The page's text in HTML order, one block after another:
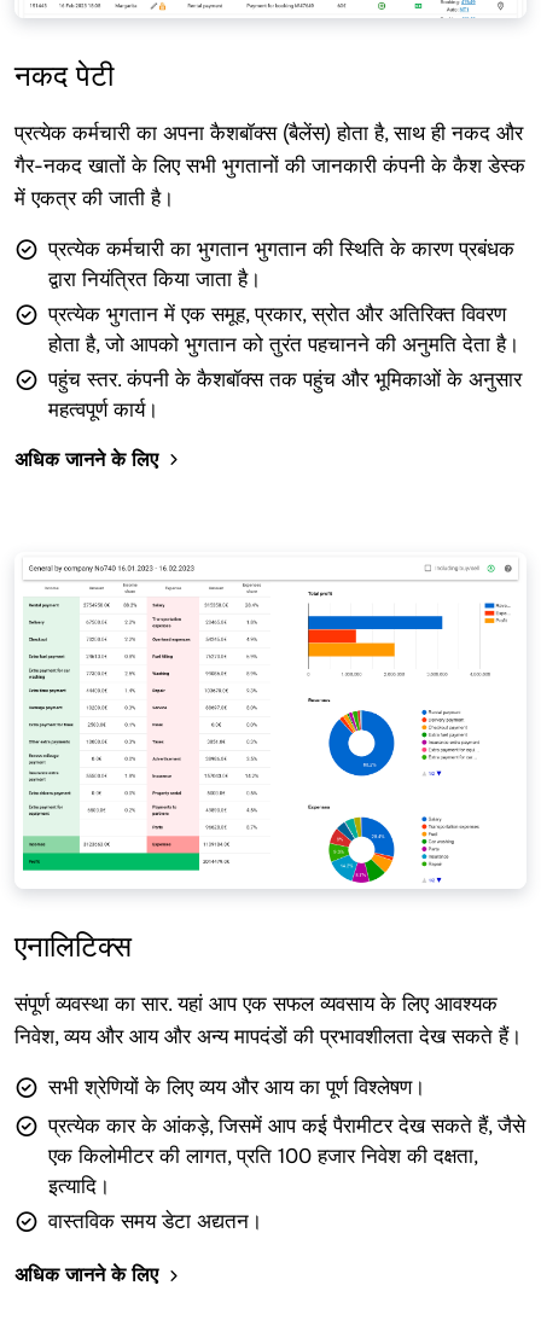
नकद पेटी
प्रत्येक कर्मचारी का अपना कैशबॉक्स (बैलेंस) होता है, साथ ही नकद और
गैर-नकद खातों के लिए सभी भुगतानों की जानकारी कंपनी के कैश डेस्क
में एकत्र की जाती है।
प्रत्येक कर्मचारी का भुगतान भुगतान की स्थिति के कारण प्रबंधक
द्वारा नियंत्रित किया जाता है।
प्रत्येक भुगतान में एक समूह, प्रकार, स्रोत और अतिरिक्त विवरण
होता है, जो आपको भुगतान को तुरंत पहचानने की अनुमति देता है।
पहुंच स्तर. कंपनी के कैशबॉक्स तक पहुंच और भूमिकाओं के अनुसार
महत्वपूर्ण कार्य।
अधिक जानने के लिए
एनालिटिक्स
संपूर्ण व्यवस्था का सार. यहां आप एक सफल व्यवसाय के लिए आवश्यक
निवेश, व्यय और आय और अन्य मापदंडों की प्रभावशीलता देख सकते हैं।
सभी श्रेणियों के लिए व्यय और आय का पूर्ण विश्लेषण।
प्रत्येक कार के आंकड़े, जिसमें आप कई पैरामीटर देख सकते हैं, जैसे
एक किलोमीटर की लागत, प्रति 100 हजार निवेश की दक्षता,
इत्यादि।
वास्तविक समय डेटा अद्यतन।
अधिक जानने के लिए